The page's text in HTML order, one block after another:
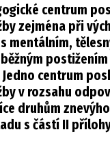
centrum
zejména při
mentálním,
centrum
v rozsahu
druhům
s částí II